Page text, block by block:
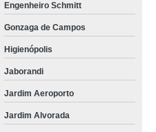
Engenheiro Schmitt
Gonzaga de Campos
Higienópolis
Jaborandi
Jardim Aeroporto
Jardim Alvorada